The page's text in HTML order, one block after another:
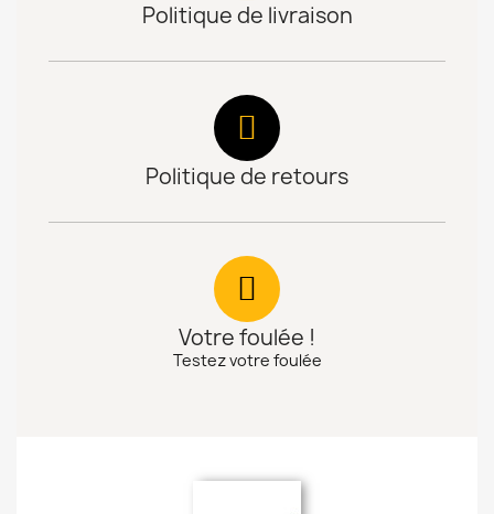
Politique de livraison
Politique de retours
Votre foulée !
Testez votre foulée